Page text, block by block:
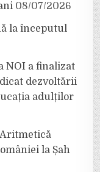
08/07/2026
la începutul
NOI a finalizat
dezvoltării
adulților
Aritmetică
la Șah